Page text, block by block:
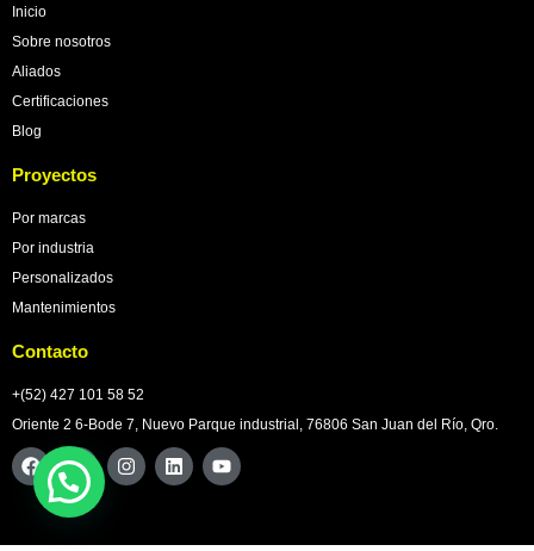
Inicio
Sobre nosotros
Aliados
Certificaciones
Blog
Proyectos
Por marcas
Por industria
Personalizados
Mantenimientos
Contacto
+(52) 427 101 58 52
Oriente 2 6-Bode 7, Nuevo Parque industrial, 76806 San Juan del Río, Qro.